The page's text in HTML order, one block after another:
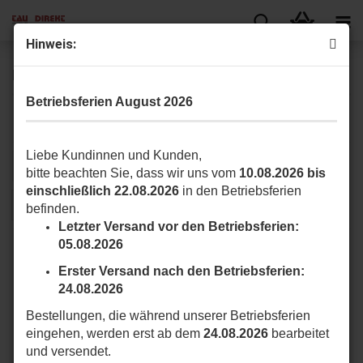
Hinweis:
Betriebsferien August 2026
Liebe Kundinnen und Kunden,
bitte beachten Sie, dass wir uns vom 10.08.2026 bis
einschließlich 22.08.2026 in den Betriebsferien
befinden.
Letzter Versand vor den Betriebsferien:
05.08.2026
Erster Versand nach den Betriebsferien:
24.08.2026
Bestellungen, die während unserer Betriebsferien
eingehen, werden erst ab dem 24.08.2026 bearbeitet
und versendet.
MASTER Serie allgemeines Zubehör
Sortieren nach
Sortieren nach pro Seite
1 2 »